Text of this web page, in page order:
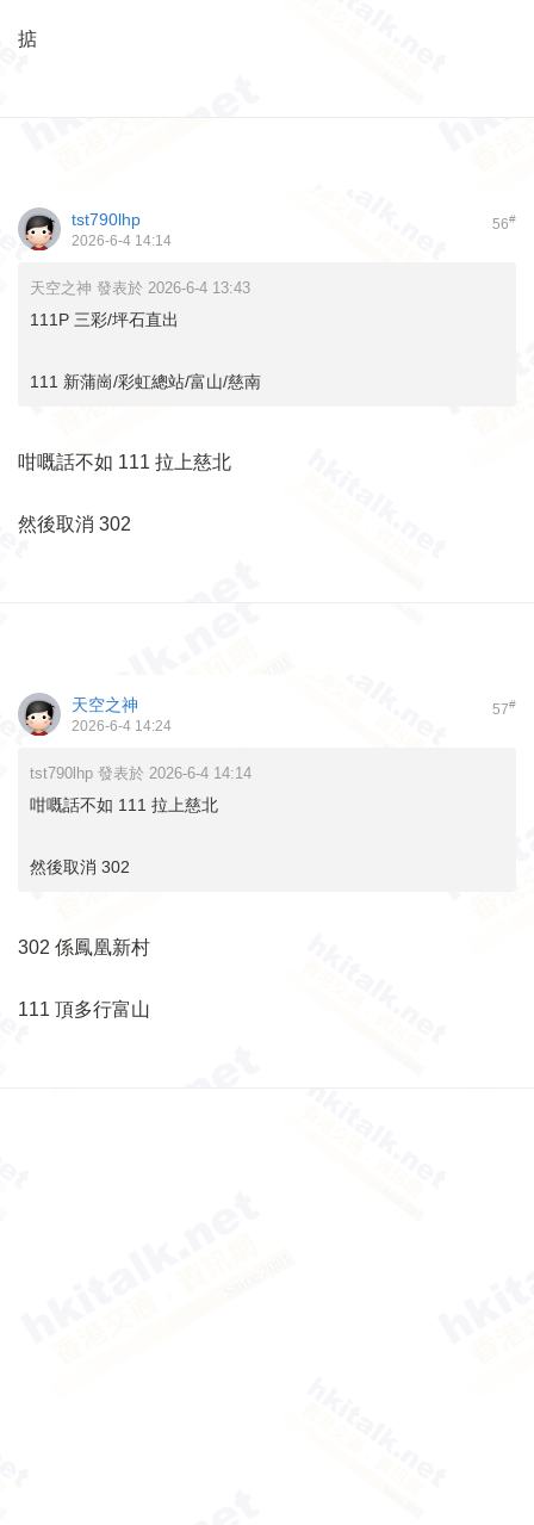
掂
56#
tst790lhp
2026-6-4 14:14
天空之神 發表於 2026-6-4 13:43
111P 三彩/坪石直出
111 新蒲崗/彩虹總站/富山/慈南
咁嘅話不如 111 拉上慈北
然後取消 302
57#
天空之神
2026-6-4 14:24
tst790lhp 發表於 2026-6-4 14:14
咁嘅話不如 111 拉上慈北
然後取消 302
302 係鳳凰新村
111 頂多行富山